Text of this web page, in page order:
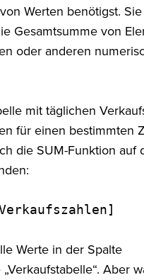
Werten benötigst.
Gesamtsumme von
oder anderen
mit täglichen
für einen bestimmten
die SUM-Funktion auf
Werte in der Spalte
Aber